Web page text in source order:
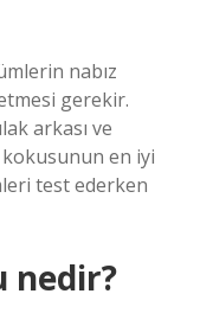
nabız
gerekir.
arkası ve
en iyi
test ederken
nedir?